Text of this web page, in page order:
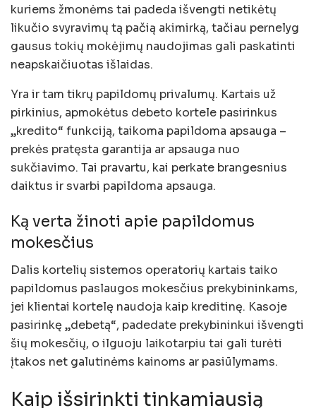
kuriems žmonėms tai padeda išvengti netikėtų
likučio svyravimų tą pačią akimirką, tačiau pernelyg
gausus tokių mokėjimų naudojimas gali paskatinti
neapskaičiuotas išlaidas.
Yra ir tam tikrų papildomų privalumų. Kartais už
pirkinius, apmokėtus debeto kortele pasirinkus
„kredito“ funkciją, taikoma papildoma apsauga –
prekės pratęsta garantija ar apsauga nuo
sukčiavimo. Tai pravartu, kai perkate brangesnius
daiktus ir svarbi papildoma apsauga.
Ką verta žinoti apie papildomus
mokesčius
Dalis kortelių sistemos operatorių kartais taiko
papildomus paslaugos mokesčius prekybininkams,
jei klientai kortelę naudoja kaip kreditinę. Kasoje
pasirinkę „debetą“, padedate prekybininkui išvengti
šių mokesčių, o ilguoju laikotarpiu tai gali turėti
įtakos net galutinėms kainoms ar pasiūlymams.
Kaip išsirinkti tinkamiausią